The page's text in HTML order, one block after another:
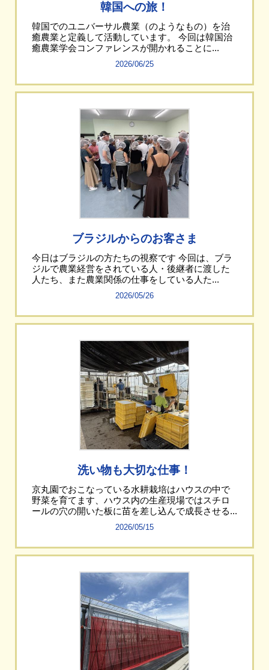
韓国への旅！
韓国でのユニバーサル農業（のようなもの）を治
癒農業と定義して活動しています。 今回は韓国治
癒農業学会コンファレンスが開かれることに...
2026/06/25
ブラジルからのお客さま
今日はブラジルの方たちの視察です 今回は、ブラ
ジルで農業経営をされている人・後継者に渡した
人たち、また農業関係の仕事をしている人た...
2026/05/26
洗い物も大切な仕事！
京丸園でおこなっている水耕栽培はハウスの中で
野菜を育てます、ハウス内の生産現場ではスチロ
ールの穴の開いた板に苗を差し込んで成長させる...
2026/05/15